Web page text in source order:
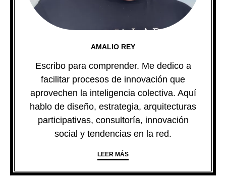
AMALIO REY
Escribo para comprender. Me dedico a
facilitar procesos de innovación que
aprovechen la inteligencia colectiva. Aquí
hablo de diseño, estrategia, arquitecturas
participativas, consultoría, innovación
social y tendencias en la red.
LEER MÁS